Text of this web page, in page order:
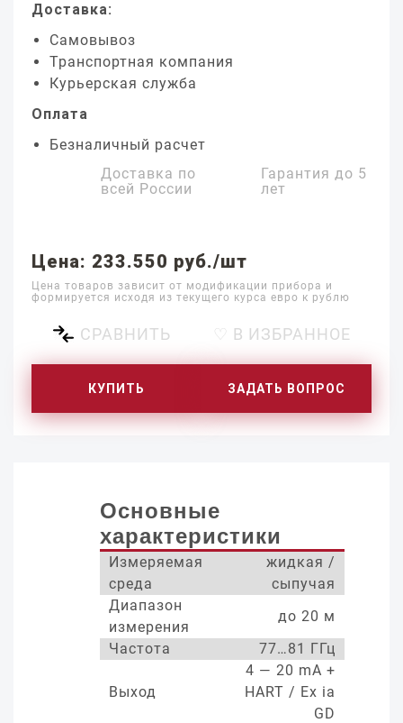
Доставка:
Самовывоз
Транспортная компания
Курьерская служба
Оплата
Безналичный расчет
Доставка по
всей России
Гарантия до 5
лет
Цена: 233.550 руб./шт
Цена товаров зависит от модификации прибора и
формируется исходя из текущего курса евро к рублю
СРАВНИТЬ ♡ В ИЗБРАННОЕ
КУПИТЬ ЗАДАТЬ ВОПРОС
Основные
характеристики
Измеряемая
среда
жидкая /
сыпучая
Диапазон
измерения
до 20 м
Частота
77…81 ГГц
Выход
4 — 20 mA +
HART / Ex ia
GD